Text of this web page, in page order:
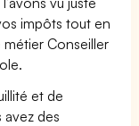
impôts tout en
Conseiller
et de
des